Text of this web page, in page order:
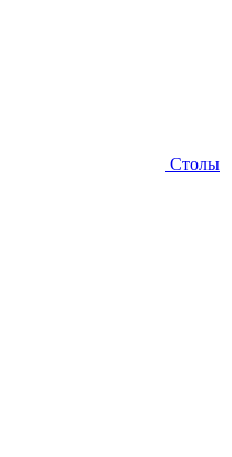
Столы